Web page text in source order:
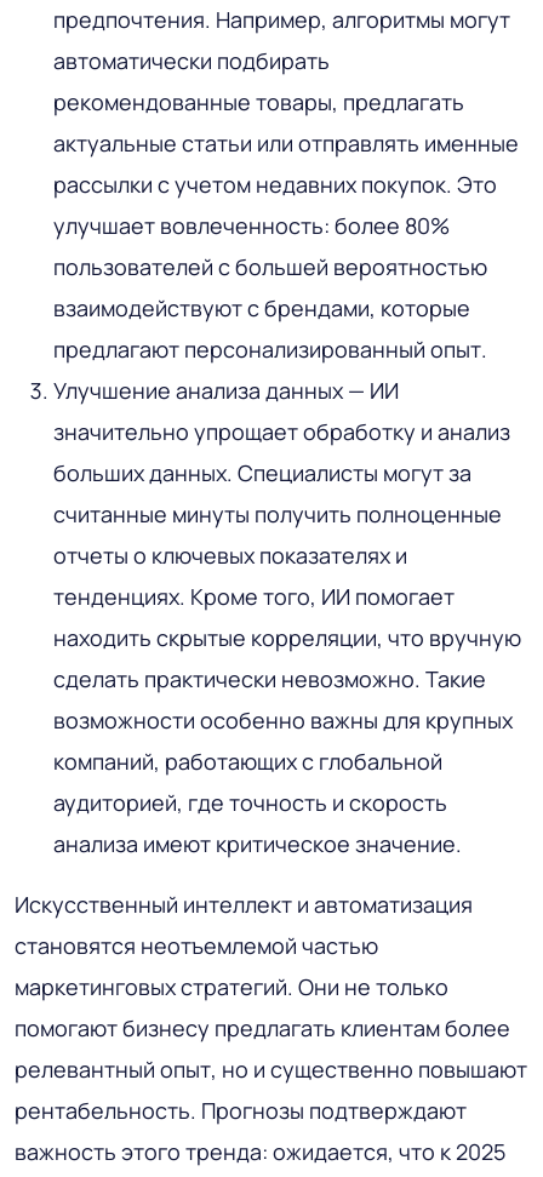
предпочтения. Например, алгоритмы могут
автоматически подбирать
рекомендованные товары, предлагать
актуальные статьи или отправлять именные
рассылки с учетом недавних покупок. Это
улучшает вовлеченность: более 80%
пользователей с большей вероятностью
взаимодействуют с брендами, которые
предлагают персонализированный опыт.
Улучшение анализа данных — ИИ
значительно упрощает обработку и анализ
больших данных. Специалисты могут за
считанные минуты получить полноценные
отчеты о ключевых показателях и
тенденциях. Кроме того, ИИ помогает
находить скрытые корреляции, что вручную
сделать практически невозможно. Такие
возможности особенно важны для крупных
компаний, работающих с глобальной
аудиторией, где точность и скорость
анализа имеют критическое значение.
Искусственный интеллект и автоматизация
становятся неотъемлемой частью
маркетинговых стратегий. Они не только
помогают бизнесу предлагать клиентам более
релевантный опыт, но и существенно повышают
рентабельность. Прогнозы подтверждают
важность этого тренда: ожидается, что к 2025